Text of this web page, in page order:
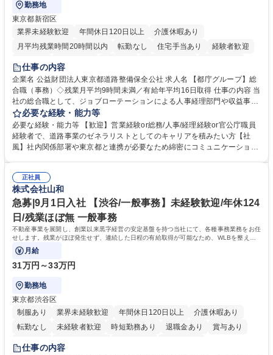
勤務地
東京都新宿区
業界未経験歓迎
年間休日120日以上
介護休暇あり
月平均残業時間20時間以内
転勤なし 住宅手当あり
経験者歓迎
研修あり
退職金あり
駅近5分以内
資格取得手当あり 食事補助あり
仕事の内容
企業名 公益財団法人東京都道路整備保全公社 求人名 【都庁グループ】総
合職（事務）◇残業月平均9時間未満／有給年平均16日取得 仕事の内容 当
社の総合職として、ジョブローテーションによる人事経理部門や収益事業
等のフロント部門の部署等幅広い部署での業務をお任せいたします。研修
制度やキャリア支援が充実しております！ ※下記業務詳細 【業務詳細】■
管理部門：広報、人事、経理など当公社の運営に係る管理業務 ■収益部
門：駐車場の新規開拓、管理運営、新宿駅西口広場の「イベントコーナ
道路施設や道路工事現場の見学ツアー事業 ※入社後は上記いずれかの部門
へ配属。※業務内容変更の範囲：会社の定める業務 募集職種 【都庁グル
ープ】総合職（事務）◇残業月平均9時間未満／有給年平均16日取得
必要な経験・能力等
必要な経験・能力等 【歓迎】営業経験or総務/人事/経理経験or官公庁職員
経験者で、道路事業のゼネラリストとしてのキャリアを積みたい方【社
風】社内関係部署や東京都と連携が必要なため綿密にコミュニケーション
部門など多岐に渡る業務を経験できます。 ■様々なプロジェクト：駐車場
事業の他、新宿駅西口広場内に設置された照明を兼ねた広告「ブライトサ
イン」の管理運営を行うなど、事業収益を生み出す活動を積極的に行って
います。 学歴・資格 学歴：大学院 大学 高専 短大 専修学校 高校 語学力：
資格：
正社員
株式会社山和
急募|9月1日入社 【渋谷/一般事務】未経験歓迎/年休124
日/残業ほぼ無 一般事務
不動産事業を展開し、創業以来黒字経営の安定基盤を持つ当社にて、各種事務業務をお任
せします。残業がほぼ発生せず、連続した日程の有給取得が可能なため、WLBを整えた
い方にお勧めの環境です！
月給
31万円～33万円
勤務地
東京都渋谷区
制服あり
業界未経験歓迎 年間休日120日以上
介護休暇あり
転勤なし
未経験者歓迎 時短勤務あり 退職金あり
賞与あり
育休あり
完全週休2日制
仕事の内容